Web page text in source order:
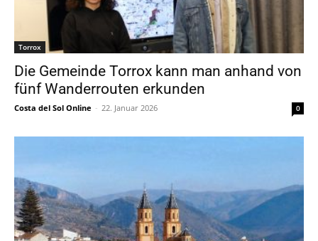
Torrox
Die Gemeinde Torrox kann man anhand von
fünf Wanderrouten erkunden
Costa del Sol Online - 22. Januar 2026 0